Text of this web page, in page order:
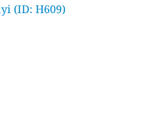
(ID: H609)